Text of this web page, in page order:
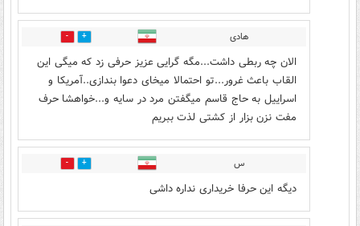
هادی 0
الان چه ربطی داشت...مگه گرایی عزیز حرفی زد که میگی این
القاب باعث غرور...تو احتمالا میخای دعوا بندازی..آمریکا و
اسراییل به حاج قاسم میگفتن مرد در سایه و...خواهشا حرف
مفت نزن بزار از کشتی لذت ببریم
س 0
دیگه این حرفا خریداری نداره داشی